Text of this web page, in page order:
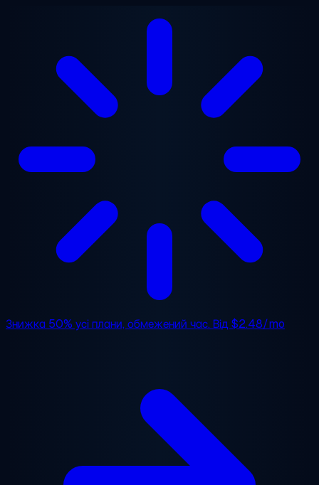
Знижка 50% усі плани, обмежений час. Від$2.48/mo